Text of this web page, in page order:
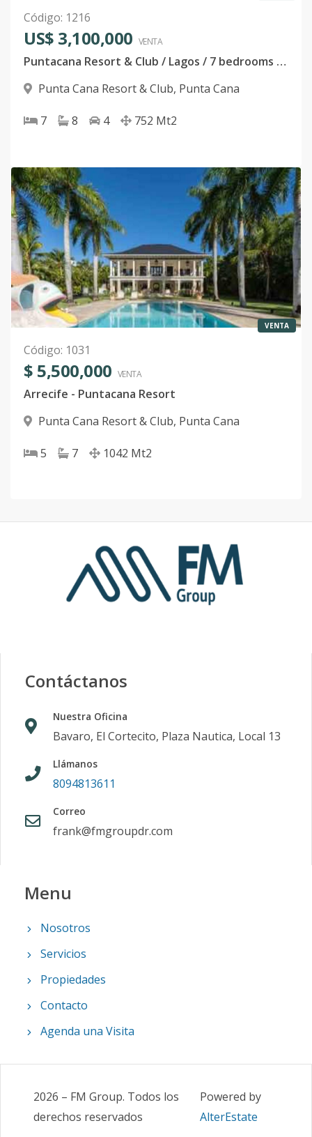
Código: 1216
US$ 3,100,000 VENTA
Puntacana Resort & Club / Lagos / 7 bedrooms Villa
Punta Cana Resort & Club, Punta Cana
7 8 4 752 Mt2
VENTA
Código: 1031
$ 5,500,000 VENTA
Arrecife - Puntacana Resort
Punta Cana Resort & Club, Punta Cana
5 7 1042 Mt2
Contáctanos
Nuestra Oficina
Bavaro, El Cortecito, Plaza Nautica, Local 13
Llámanos
8094813611
Correo
frank@fmgroupdr.com
Menu
Nosotros
Servicios
Propiedades
Contacto
Agenda una Visita
2026 – FM Group. Todos los
derechos reservados
Powered by
AlterEstate